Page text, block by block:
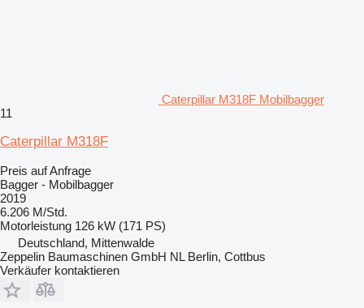
Caterpillar M318F Mobilbagger
11
Caterpillar M318F
Preis auf Anfrage
Bagger - Mobilbagger
2019
6.206 M/Std.
Motorleistung 126 kW (171 PS)
Deutschland, Mittenwalde
Zeppelin Baumaschinen GmbH NL Berlin, Cottbus
Verkäufer kontaktieren